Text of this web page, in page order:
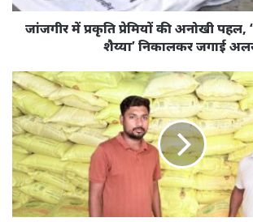
की
जगाई
अलख
जांजगीर में प्रकृति प्रेमियों की अनोखी पहल,
शैय्या’ निकालकर जगाई
कृषि
विभाग
की
एक
और
बड़ी
कार्यवाही,
3943
बोरी